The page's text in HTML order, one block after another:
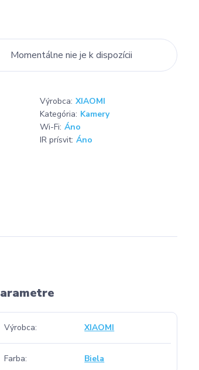
Momentálne nie je k dispozícii
Výrobca: XIAOMI
Kategória: Kamery
Wi-Fi: Áno
IR prísvit: Áno
Výrobca XIAOMI
Farba Biela